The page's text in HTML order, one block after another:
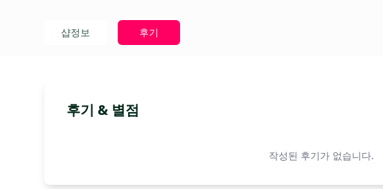
샵정보 후기
후기 & 별점
작성된 후기가 없습니다.